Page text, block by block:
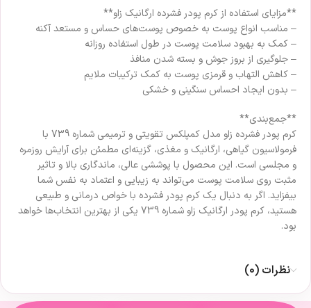
**مزایای استفاده از کرم پودر فشرده ارگانیک زاو**
– مناسب انواع پوست به خصوص پوست‌های حساس و مستعد آکنه
– کمک به بهبود سلامت پوست در طول استفاده روزانه
– جلوگیری از بروز جوش و بسته شدن منافذ
– کاهش التهاب و قرمزی پوست به کمک ترکیبات ملایم
– بدون ایجاد احساس سنگینی و خشکی
**جمع‌بندی**
کرم پودر فشرده زاو مدل کمپلکس تقویتی و ترمیمی شماره 739 با
فرمولاسیون گیاهی، ارگانیک و مغذی، گزینه‌ای مطمئن برای آرایش روزمره
و مجلسی است. این محصول با پوششی عالی، ماندگاری بالا و تاثیر
مثبت روی سلامت پوست می‌تواند به زیبایی و اعتماد به نفس شما
بیفزاید. اگر به دنبال یک کرم پودر فشرده با خواص درمانی و طبیعی
هستید، کرم پودر ارگانیک زاو شماره 739 یکی از بهترین انتخاب‌ها خواهد
بود.
نظرات (0)